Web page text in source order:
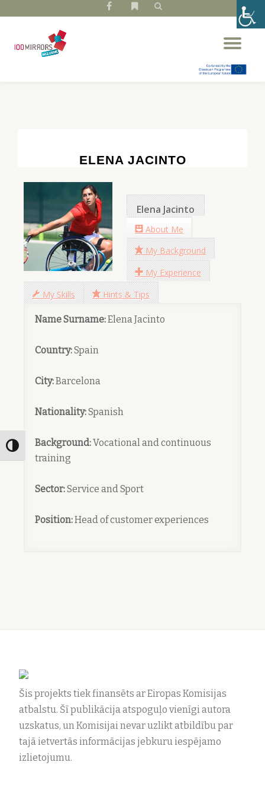
Toggle High Contrast
fa-
fa-
ELENA JACINTO
Elena Jacinto
About Me
My Background
My Experience
My Skills
Hints & Tips
Name Surname:Elena Jacinto
Country:Spain
City:Barcelona
Nationality:Spanish
Background:Vocational and continuous
training
Sector:Service and Sport
Position:Head of customer experiences
Šis projekts tiek finansēts ar Eiropas Komisijas
atbalstu. Šī publikācija atspoguļo vienīgi autora
uzskatus, un Komisijai nevar uzlikt atbildību par
tajā ietvertās informācijas jebkuru iespējamo
izlietojumu.